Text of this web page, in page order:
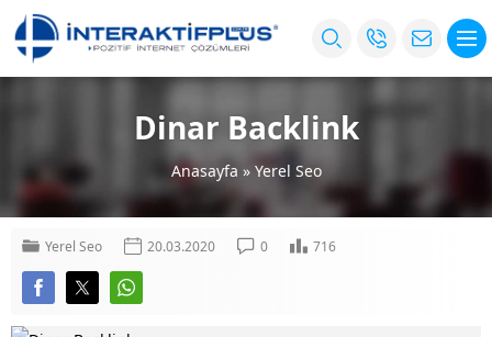
Dinar Backlink
Anasayfa » Yerel Seo
Yerel Seo 20.03.2020 0 716